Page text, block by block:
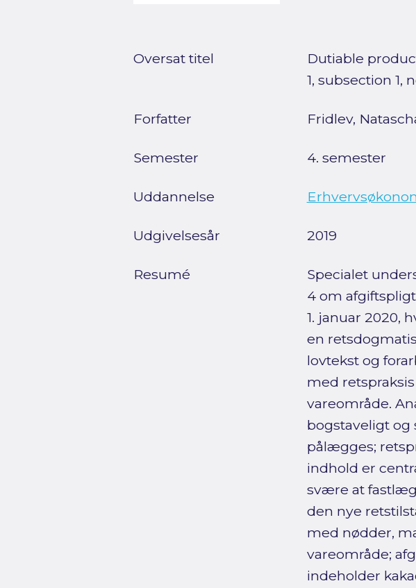
Oversat titel
Dutiable
1, subsection 1,
Forfatter Fridlev,
Semester 4. semester
Uddannelse
Udgivelsesår 2019
Resumé
Specialet
4 om
1. januar 2020,
en
lovtekst og
med
vareområde.
bogstaveligt og
pålægges;
indhold er
svære at
den nye
med nødder,
vareområde;
indeholder